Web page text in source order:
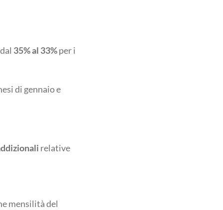
35% al 33%per i
di gennaio e
relative
mensilità del